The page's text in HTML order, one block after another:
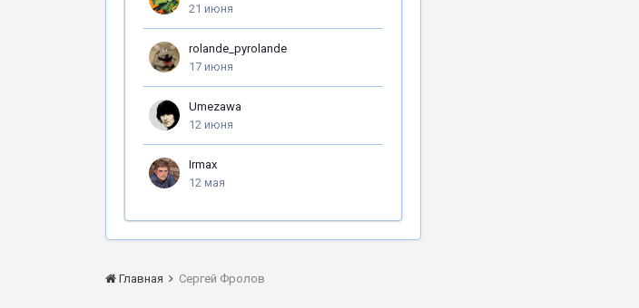
21 июня
rolande_pyrolande
17 июня
Umezawa
12 июня
Irmax
12 мая
Главная Сергей Фролов